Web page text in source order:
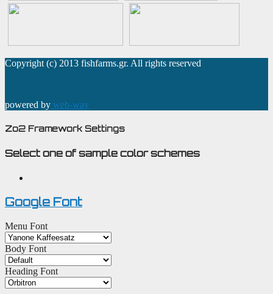
Copyright (c) 2013 fishfarms.gr. All rights reserved
powered by web-way
Zo2 Framework Settings
Select one of sample color schemes
Google Font
Menu Font
Body Font
Heading Font